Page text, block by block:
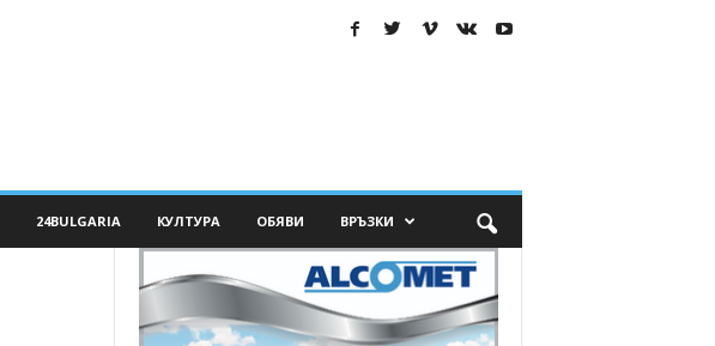
24BULGARIA КУЛТУРА ОБЯВИ ВРЪЗКИ